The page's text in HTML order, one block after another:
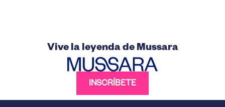
Vive la leyenda de Mussara
INSCRÍBETE